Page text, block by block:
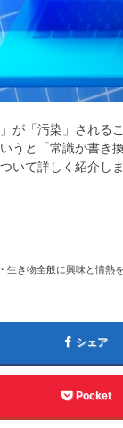
が「汚染」される
うと「常識が書き
いて詳しく紹介しま
生き物全般に興味と情熱
シェア
Pocket